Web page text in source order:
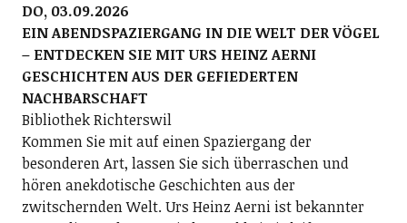
DO, 03.09.2026
EIN ABENDSPAZIERGANG IN DIE WELT DER VÖGEL
– ENTDECKEN SIE MIT URS HEINZ AERNI
GESCHICHTEN AUS DER GEFIEDERTEN
NACHBARSCHAFT
Bibliothek Richterswil
Kommen Sie mit auf einen Spaziergang der
besonderen Art, lassen Sie sich überraschen und
hören anekdotische Geschichten aus der
zwitschernden Welt. Urs Heinz Aerni ist bekannter